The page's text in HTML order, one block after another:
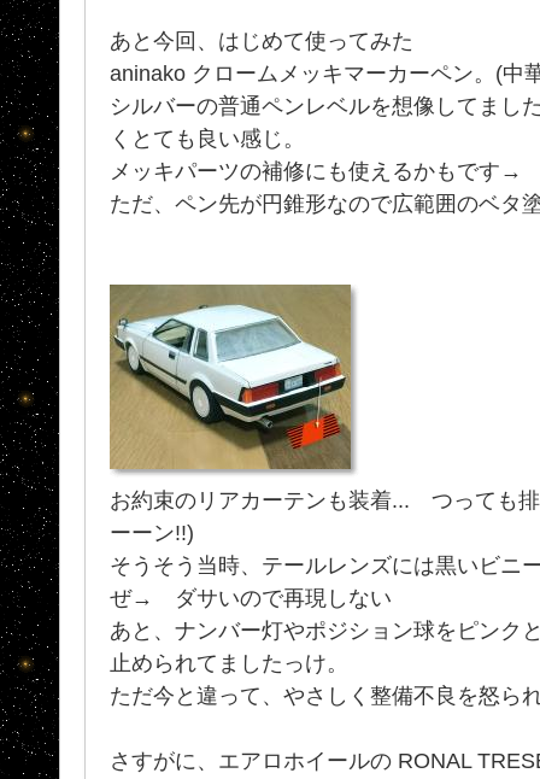
あと今回、はじめて使ってみた
aninako クロームメッキマーカーペン。(中
シルバーの普通ペンレベルを想像してまし
くとても良い感じ。
メッキパーツの補修にも使えるかもです→
ただ、ペン先が円錐形なので広範囲のベタ
お約束のリアカーテンも装着... つっても
ーーン!!)
そうそう当時、テールレンズには黒いビニ
ぜ→ ダサいので再現しない
あと、ナンバー灯やポジション球をピンク
止められてましたっけ。
ただ今と違って、やさしく整備不良を怒ら
さすがに、エアロホイールの RONAL